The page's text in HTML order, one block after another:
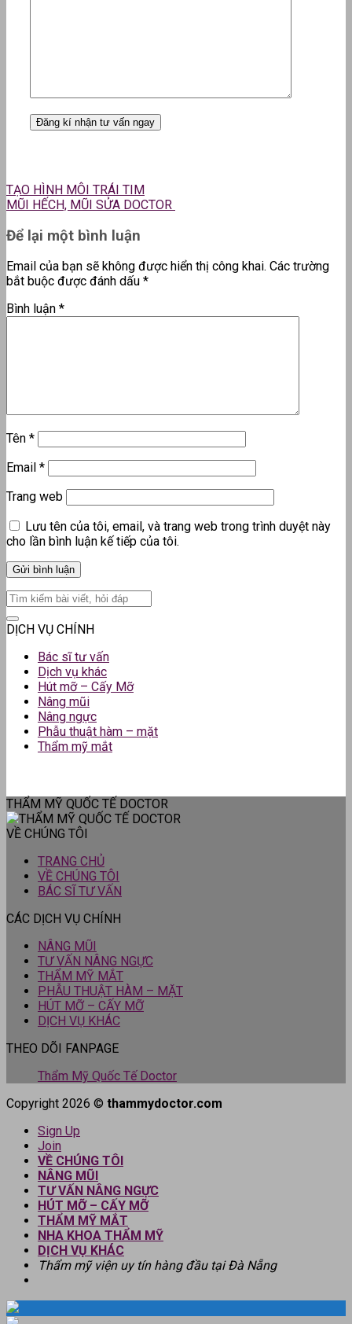
TẠO HÌNH MÔI TRÁI TIM
MŨI HẾCH, MŨI SỬA DOCTOR
Để lại một bình luận
Email của bạn sẽ không được hiển thị công khai. Các trường
bắt buộc được đánh dấu *
Bình luận *
Tên *
Email *
Trang web
Lưu tên của tôi, email, và trang web trong trình duyệt này
cho lần bình luận kế tiếp của tôi.
DỊCH VỤ CHÍNH
Bác sĩ tư vấn
Dịch vụ khác
Hút mỡ – Cấy Mỡ
Nâng mũi
Nâng ngực
Phẫu thuật hàm – mặt
Thẩm mỹ mắt
THẨM MỸ QUỐC TẾ DOCTOR
VỀ CHÚNG TÔI
TRANG CHỦ
VỀ CHÚNG TÔI
BÁC SĨ TƯ VẤN
CÁC DỊCH VỤ CHÍNH
NÂNG MŨI
TƯ VẤN NÂNG NGỰC
THẨM MỸ MẮT
PHẪU THUẬT HÀM – MẶT
HÚT MỠ – CẤY MỠ
DỊCH VỤ KHÁC
THEO DÕI FANPAGE
Thẩm Mỹ Quốc Tế Doctor
Copyright 2026 © thammydoctor.com
Sign Up
Join
VỀ CHÚNG TÔI
NÂNG MŨI
TƯ VẤN NÂNG NGỰC
HÚT MỠ – CẤY MỠ
THẨM MỸ MẮT
NHA KHOA THẨM MỸ
DỊCH VỤ KHÁC
Thẩm mỹ viện uy tín hàng đầu tại Đà Nẵng